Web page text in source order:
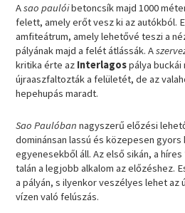
Asao paulóibetoncsík majd 1000
felett, amely erőt vesz ki az autókból.
amfiteátrum, amely lehetővé teszi a
pályának majd a felét átlássák. A
kritika érte az Interlagospálya
újraaszfaltozták a felületét, de az
hepehupás maradt.
Sao Paulóban nagyszerű előzési
dominánsan lassú és közepesen gyors
egyenesekből áll. Az első sikán, a híres
talán a legjobb alkalom az előzéshez.
a pályán, s ilyenkor veszélyes lehet az
vízen való felúszás.